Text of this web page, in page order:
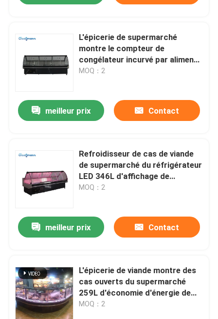
L'épicerie de supermarché
montre le compteur de
congélateur incurvé par aliment
cuits de caisse en verre de
MOQ：2
meilleur prix Contact
Refroidisseur de cas de viande
de supermarché du réfrigérateur
LED 346L d'affichage de
charcuterie de boucherie
MOQ：2
meilleur prix Contact
L'épicerie de viande montre des
cas ouverts du supermarché
259L d'économie d'énergie de
réfrigérateur
MOQ：2